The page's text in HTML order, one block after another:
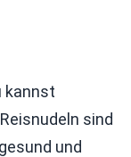
kannst
sind
und